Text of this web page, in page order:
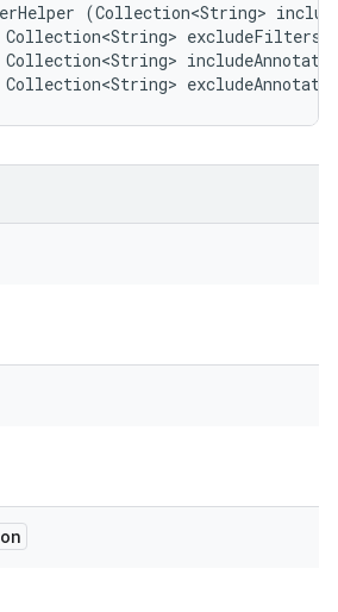
(Collection<String>
Collection<String>
Collection<String>